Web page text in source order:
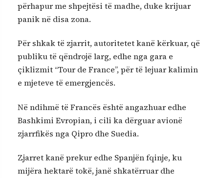
përhapur me shpejtësi të madhe, duke krijuar
panik në disa zona.
Për shkak të zjarrit, autoritetet kanë kërkuar, që
publiku të qëndrojë larg, edhe nga gara e
çiklizmit “Tour de France”, për të lejuar kalimin
e mjeteve të emergjencës.
Në ndihmë të Francës është angazhuar edhe
Bashkimi Evropian, i cili ka dërguar avionë
zjarrfikës nga Qipro dhe Suedia.
Zjarret kanë prekur edhe Spanjën fqinje, ku
mijëra hektarë tokë, janë shkatërruar dhe